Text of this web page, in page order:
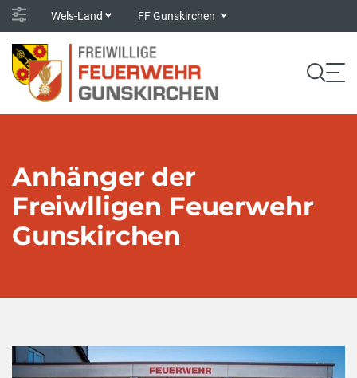
Wels-Land FF Gunskirchen
Anhänger der
Freiwlligen Feuerwehr
Gunskirchen